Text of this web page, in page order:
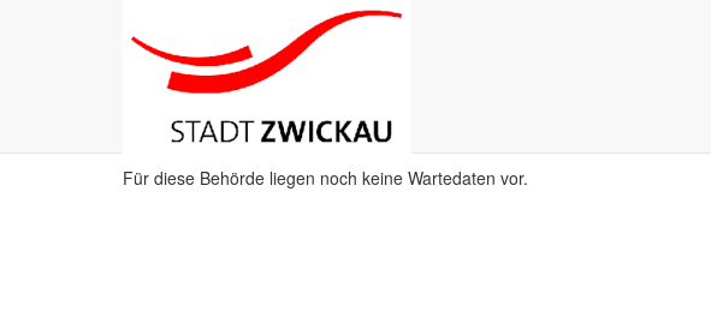
Für diese Behörde liegen noch keine Wartedaten vor.